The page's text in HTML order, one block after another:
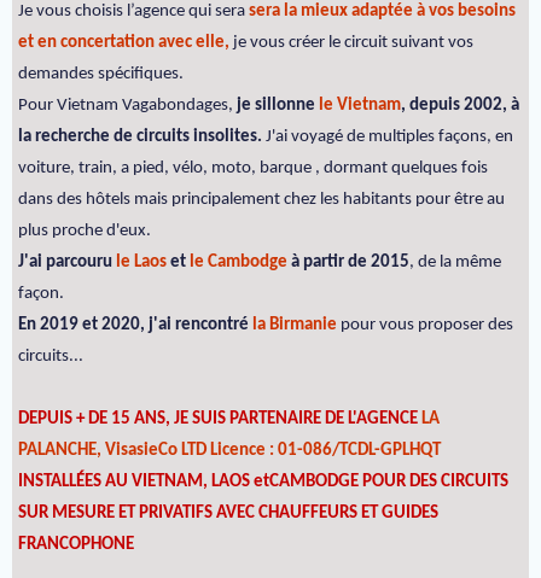
Je vous choisis l’agence qui sera sera la mieux adaptée à vos besoins
et en concertation avec elle, je vous créer le circuit suivant vos
demandes spécifiques.
Pour Vietnam Vagabondages, je sillonne le Vietnam, depuis 2002, à
la recherche de circuits insolites. J'ai voyagé de multiples façons, en
voiture, train, a pied, vélo, moto, barque , dormant quelques fois
dans des hôtels mais principalement chez les habitants pour être au
plus proche d'eux.
J'ai parcouru le Laos et le Cambodge à partir de 2015, de la même
façon.
En 2019 et 2020, j'ai rencontré la Birmanie pour vous proposer des
circuits...
DEPUIS + DE 15 ANS, JE SUIS PARTENAIRE DE L'AGENCE LA
PALANCHE, VisasieCo LTD Licence : 01-086/TCDL-GPLHQT
INSTALLÉES AU VIETNAM, LAOS etCAMBODGE POUR DES CIRCUITS
SUR MESURE ET PRIVATIFS AVEC CHAUFFEURS ET GUIDES
FRANCOPHONE